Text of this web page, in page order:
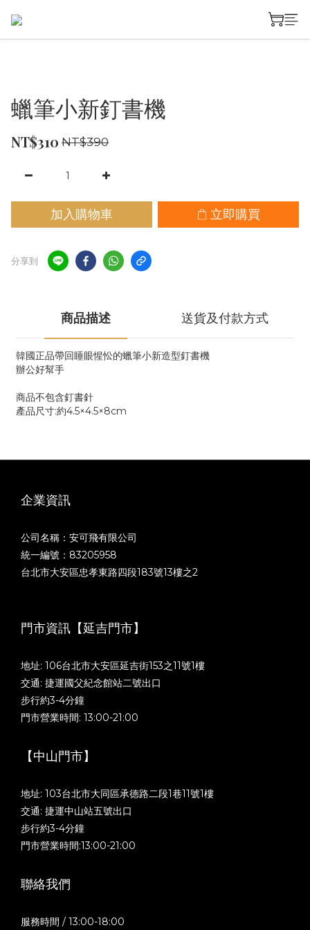
蠟筆小新釘書機
NT$310 NT$390
加入購物車 立即購買
分享到
商品描述 送貨及付款方式
韓國正品帶回睡眼惺忪的蠟筆小新造型釘書機
辦公好幫手
商品不包含釘書針
產品尺寸:約4.5×4.5×8cm
企業資訊
公司名稱：安可飛有限公司
統一編號：83205958
台北市大安區忠孝東路四段183號13樓之2
門市資訊【延吉門市】
地址: 106台北市大安區延吉街153之11號1樓
交通: 捷運國父紀念館站二號出口
步行約3-4分鐘
門市營業時間: 13:00-21:00
【中山門市】
地址: 103台北市大同區承德路二段1巷11號1樓
交通: 捷運中山站五號出口
步行約3-4分鐘
門市營業時間:13:00-21:00
聯絡我們
服務時間 / 13:00-18:00